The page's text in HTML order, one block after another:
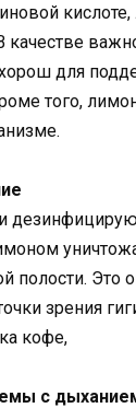
для
того,
полости. Это
зрения
кофе,
с